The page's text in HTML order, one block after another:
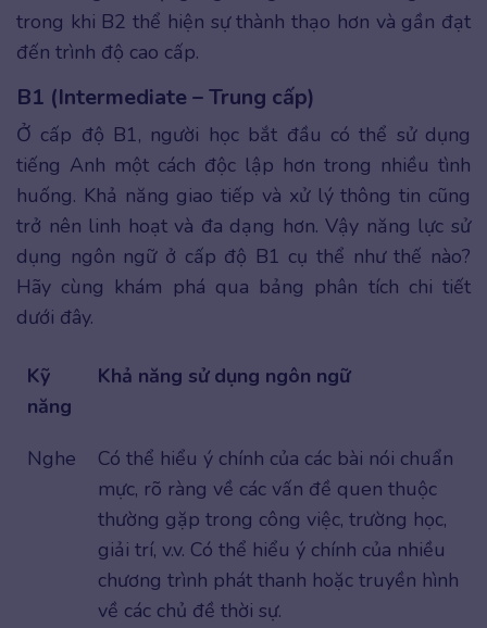
trong khi B2 thể hiện sự thành thạo hơn và gần đạt
đến trình độ cao cấp.
B1 (Intermediate – Trung cấp)
Ở cấp độ B1, người học bắt đầu có thể sử dụng
tiếng Anh một cách độc lập hơn trong nhiều tình
huống. Khả năng giao tiếp và xử lý thông tin cũng
trở nên linh hoạt và đa dạng hơn. Vậy năng lực sử
dụng ngôn ngữ ở cấp độ B1 cụ thể như thế nào?
Hãy cùng khám phá qua bảng phân tích chi tiết
dưới đây.
Kỹ
năng
Khả năng sử dụng ngôn ngữ
Nghe
Có thể hiểu ý chính của các bài nói chuẩn
mực, rõ ràng về các vấn đề quen thuộc
thường gặp trong công việc, trường học,
giải trí, v.v. Có thể hiểu ý chính của nhiều
chương trình phát thanh hoặc truyền hình
về các chủ đề thời sự.